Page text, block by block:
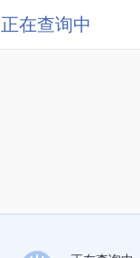
正在查询中